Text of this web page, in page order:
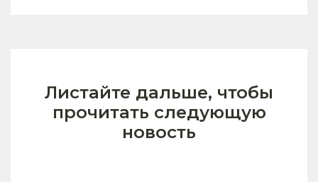
Листайте дальше, чтобы
прочитать следующую
новость